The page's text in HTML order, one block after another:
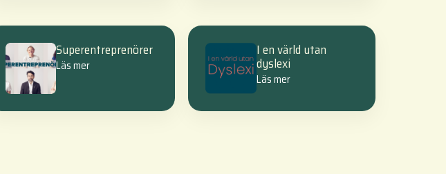
Superentreprenörer
Läs mer
I en värld utan
dyslexi
Läs mer